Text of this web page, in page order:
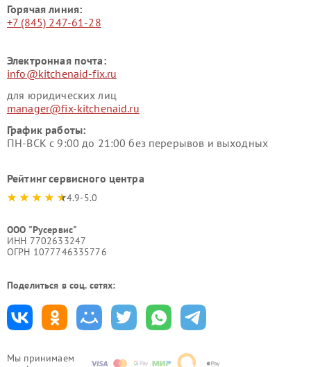
Мы принимаем
Горячая линия:
+7 (845) 247-61-28
Электронная почта:
info@kitchenaid-fix.ru
для юридических лиц
manager@fix-kitchenaid.ru
График работы:
ПН-ВСК с 9:00 до 21:00 без перерывов и выходных
Рейтинг сервисного центра
4.9-5.0
ООО "Русервис"
ИНН 7702633247
ОГРН 1077746335776
Поделиться в соц. сетях: